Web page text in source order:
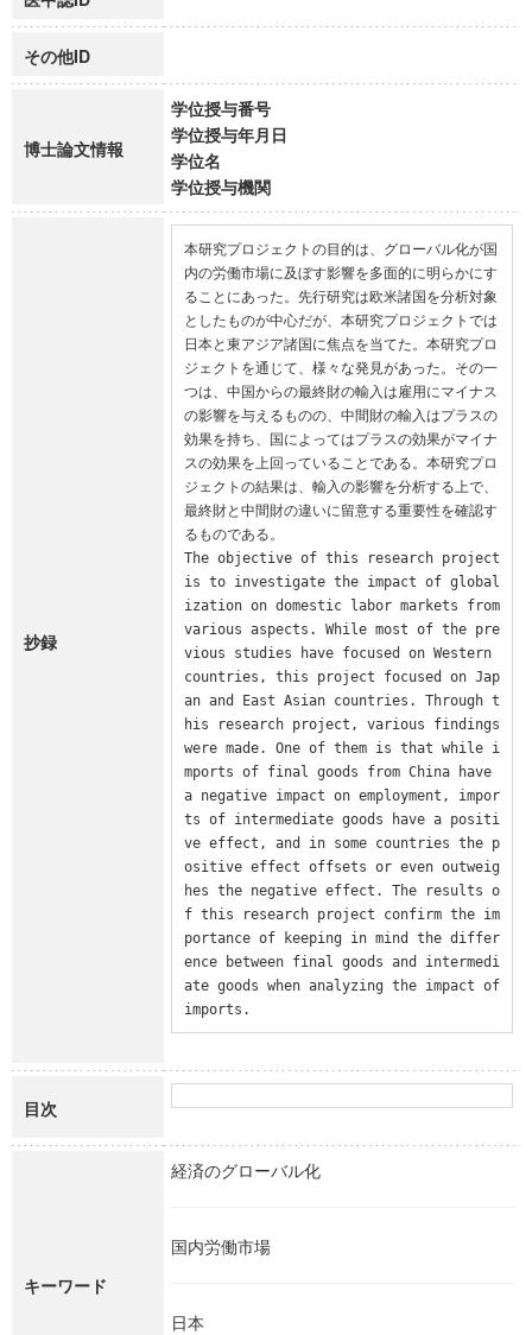
その他ID
博士論文情報
学位授与番号
学位授与年月日
学位名
学位授与機関
抄録
本研究プロジェクトの目的は、グローバル化が国
内の労働市場に及ぼす影響を多面的に明らかにす
ることにあった。先行研究は欧米諸国を分析対象
としたものが中心だが、本研究プロジェクトでは
日本と東アジア諸国に焦点を当てた。本研究プロ
ジェクトを通じて、様々な発見があった。その一
つは、中国からの最終財の輸入は雇用にマイナス
の影響を与えるものの、中間財の輸入はプラスの
効果を持ち、国によってはプラスの効果がマイナ
スの効果を上回っていることである。本研究プロ
ジェクトの結果は、輸入の影響を分析する上で、
最終財と中間財の違いに留意する重要性を確認す
るものである。
The objective of this research project
is to investigate the impact of global
ization on domestic labor markets from
various aspects. While most of the pre
vious studies have focused on Western
countries, this project focused on Jap
an and East Asian countries. Through t
his research project, various findings
were made. One of them is that while i
mports of final goods from China have
a negative impact on employment, impor
ts of intermediate goods have a positi
ve effect, and in some countries the p
ositive effect offsets or even outweig
hes the negative effect. The results o
f this research project confirm the im
portance of keeping in mind the differ
ence between final goods and intermedi
ate goods when analyzing the impact of
imports.
目次
キーワード
経済のグローバル化
国内労働市場
日本